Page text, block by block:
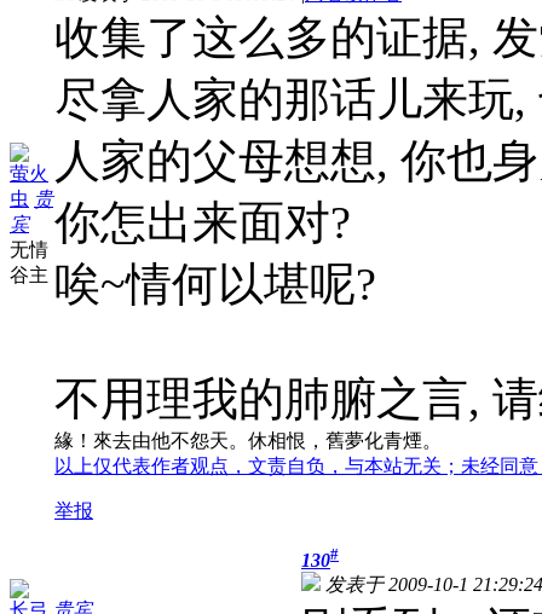
萤火
虫 贵
宾
无情
谷主
收集了这么多的证据,
尽拿人家的那话儿来玩
人家的父母想想, 你也
你怎出来面对?
唉~情何以堪呢?
不用理我的肺腑之言,
緣！來去由他不怨天。休相恨，舊夢化青煙。
以上仅代表作者观点，文责自负，与本站无关；未经同
举报
130#
发表于 2009-10-1 21:29:24